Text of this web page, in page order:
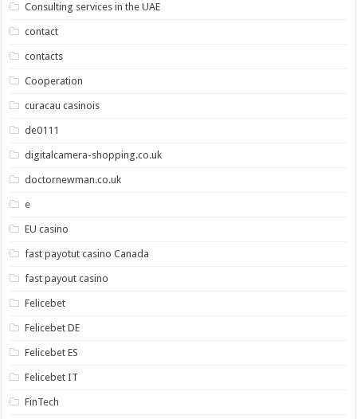
Consulting services in the UAE
contact
contacts
Cooperation
curacau casinois
de0111
digitalcamera-shopping.co.uk
doctornewman.co.uk
e
EU casino
fast payotut casino Canada
fast payout casino
Felicebet
Felicebet DE
Felicebet ES
Felicebet IT
FinTech